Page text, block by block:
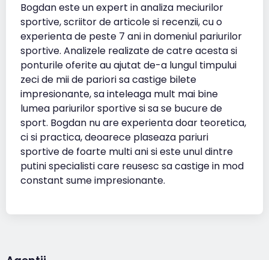
Bogdan este un expert in analiza meciurilor
sportive, scriitor de articole si recenzii, cu o
experienta de peste 7 ani in domeniul pariurilor
sportive. Analizele realizate de catre acesta si
ponturile oferite au ajutat de-a lungul timpului
zeci de mii de pariori sa castige bilete
impresionante, sa inteleaga mult mai bine
lumea pariurilor sportive si sa se bucure de
sport. Bogdan nu are experienta doar teoretica,
ci si practica, deoarece plaseaza pariuri
sportive de foarte multi ani si este unul dintre
putini specialisti care reusesc sa castige in mod
constant sume impresionante.